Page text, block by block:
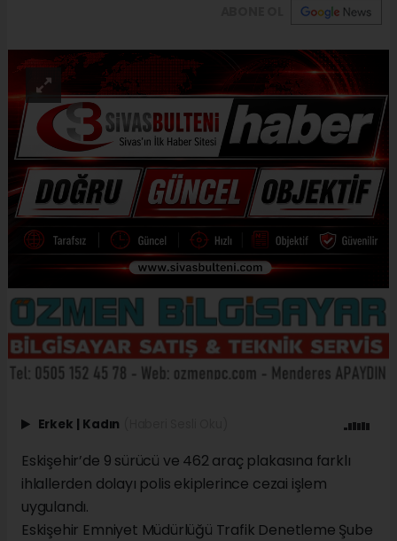
Erkek | Kadın
Eskişehir’de 9 sürücü ve 462 araç plakasına farklı
ihlallerden dolayı polis ekiplerince cezai işlem
uygulandı.
Eskişehir Emniyet Müdürlüğü Trafik Denetleme Şube